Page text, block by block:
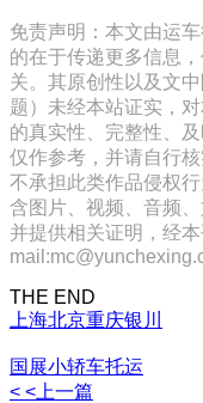
免责声明：本文由运
的在于传递更多信息
关。其原创性以及文
题）未经本站证实，
的真实性、完整性、
仅作参考，并请自行
不承担此类作品侵权
含图片、视频、音频
并提供相关证明，经
THE END
上海北京重庆银川
国展小轿车托运
< <上一篇